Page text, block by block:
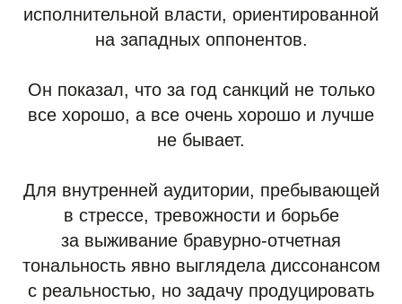
исполнительной власти, ориентированной
на западных оппонентов.
Он показал, что за год санкций не только
все хорошо, а все очень хорошо и лучше
не бывает.
Для внутренней аудитории, пребывающей
в стрессе, тревожности и борьбе
за выживание бравурно-отчетная
тональность явно выглядела диссонансом
с реальностью, но задачу продуцировать